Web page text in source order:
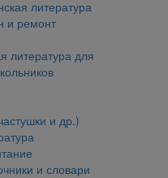
литература
и ремонт
литература для
и др.)
и словари